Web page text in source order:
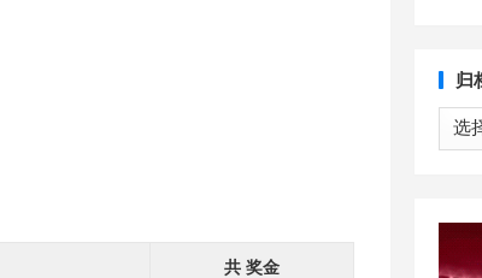
共 奖金
归
归